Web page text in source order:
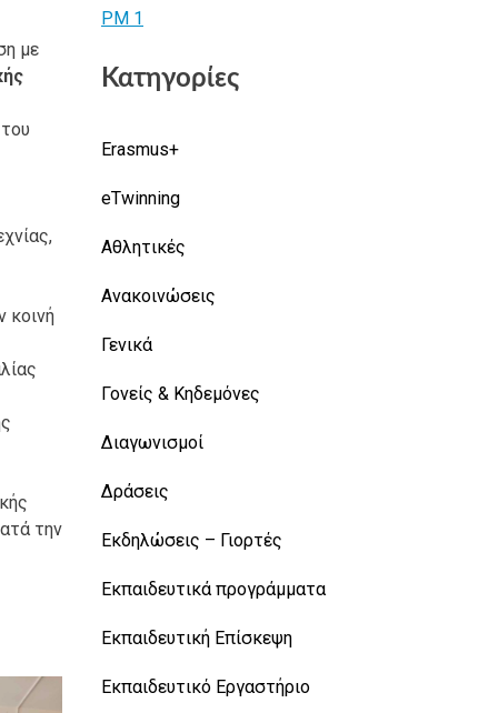
με
κοινή
την
Κατηγορίες
Erasmus+
eTwinning
Αθλητικές
Ανακοινώσεις
Γενικά
Γονείς & Κηδεμόνες
Διαγωνισμοί
Δράσεις
Εκδηλώσεις – Γιορτές
Εκπαιδευτικά προγράμματα
Εκπαιδευτική Επίσκεψη
Εκπαιδευτικό Εργαστήριο